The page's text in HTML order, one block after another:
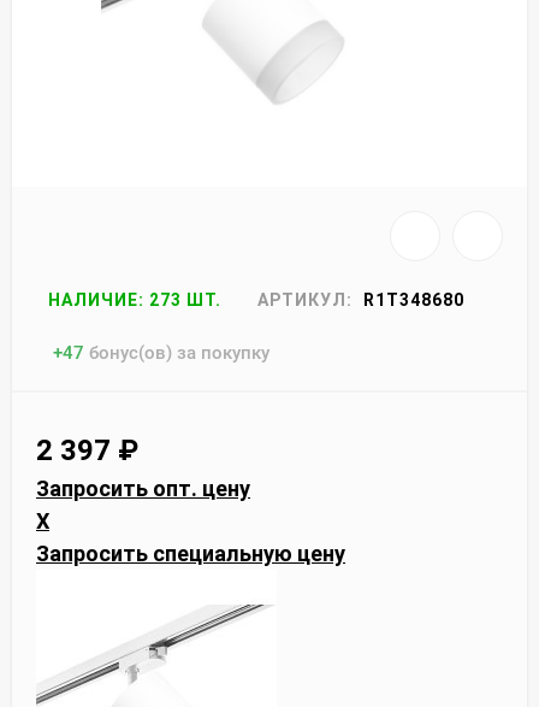
НАЛИЧИЕ: 273 ШТ. АРТИКУЛ: R1T348680
+47 бонус(ов) за покупку
2 397 ₽
Запросить опт. цену
X
Запросить специальную цену